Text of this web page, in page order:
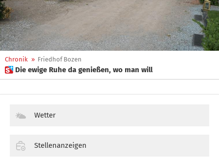
Chronik » Friedhof Bozen
 Die ewige Ruhe da genießen, wo man will
Wetter
Stellenanzeigen